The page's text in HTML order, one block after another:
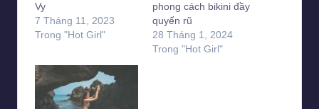
Vy
7 Tháng 11, 2023
Trong "Hot Girl"
phong cách bikini đầy
quyến rũ
28 Tháng 1, 2024
Trong "Hot Girl"